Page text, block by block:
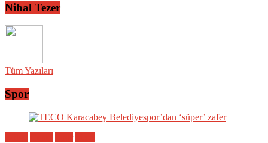
Nihal Tezer
Tüm Yazıları
Spor